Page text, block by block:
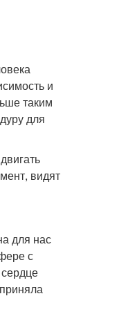
и
таким
для
видят
для нас
с